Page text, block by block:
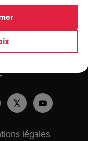
CASTING
PODCASTS
légales